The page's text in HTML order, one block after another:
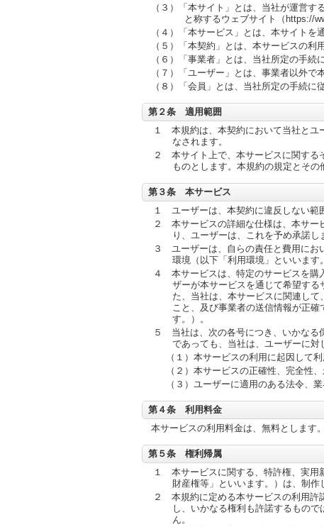
（３）「本サイト」とは、当社が運営
と称するウェブサイト（https://
（４）「本サービス」とは、本サイトを
（５）「本契約」とは、本サービスの利
（６）「事業者」とは、当社所定の手続
（７）「ユーザー」とは、事業者以外で
（８）「会員」とは、当社所定の手続に
第２条 適用範囲
１ 本規約は、本契約において当社とユ
なされます。
２ 本サイト上で、本サービスに関する
ものとします。本規約の規定とその
第３条 本サービス
１ ユーザーは、本契約に違反しない範
２ 本サービスの詳細な仕様は、本サー
り、ユーザーは、これを予め承諾
３ ユーザーは、自らの責任と費用にお
環境（以下「利用環境」といいます
４ 本サービスは、特定のサービスを購
ザーが本サービスを通じて希望す
た、当社は、本サービスに関連し
こと、及び事業者の送信情報が正
す。）。
５ 当社は、次の各号につき、いかなる
であっても、当社は、ユーザーに対
（１）本サービスの利用に起因して
（２）本サービスの正確性、完全性
（３）ユーザーに適用のある法令、
第４条 利用料金
本サービスの利用料金は、無料とします
第５条 権利帰属
１ 本サービスに関する、特許権、実用
財産権等」といいます。）は、制作
２ 本規約に定める本サービスの利用許
し、いかなる権利も許諾するもの
ん。